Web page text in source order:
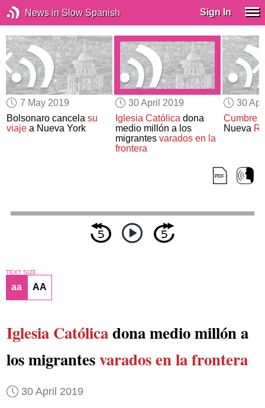
News in Slow Spanish Sign In
7 May 2019
Bolsonaro cancelasu
viaje a Nueva York
30 April 2019
Iglesia Católicadona
medio millón a los
migrantes varados en la
frontera
30
Cumbre
Nueva
TEXT SIZE
aa AA
Iglesia Católicadona medio millón a
los migrantesvarados en la frontera
30 April 2019